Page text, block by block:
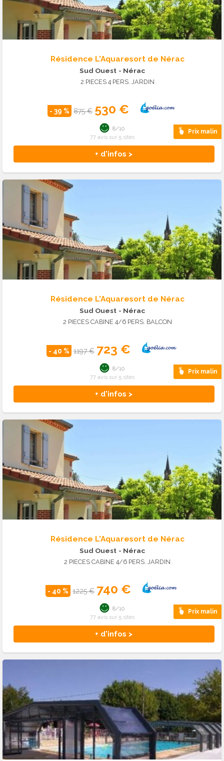
Résidence L'Aquaresort de Nérac
Sud Ouest - Nérac
2 PIECES 4 PERS. JARDIN
- 39 % 875 € 530 €
Prix malin
+ d'infos >
8/10
77 avis sur 5 sites
Résidence L'Aquaresort de Nérac
Sud Ouest - Nérac
2 PIECES CABINE 4/6 PERS. BALCON
- 40 % 1197 € 723 €
Prix malin
+ d'infos >
8/10
77 avis sur 5 sites
Résidence L'Aquaresort de Nérac
Sud Ouest - Nérac
2 PIECES CABINE 4/6 PERS. JARDIN
- 40 % 1225 € 740 €
Prix malin
+ d'infos >
8/10
77 avis sur 5 sites